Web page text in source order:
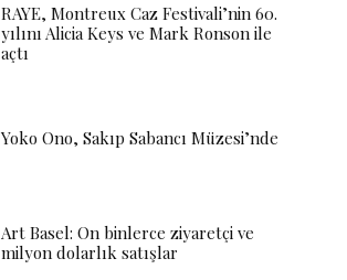
RAYE, Montreux Caz Festivali’nin 60.
yılını Alicia Keys ve Mark Ronson ile
açtı
Yoko Ono, Sakıp Sabancı Müzesi’nde
Art Basel: On binlerce ziyaretçi ve
milyon dolarlık satışlar